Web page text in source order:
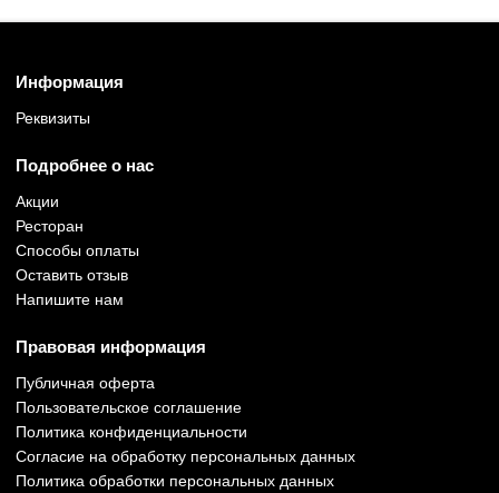
Информация
Реквизиты
Подробнее о нас
Акции
Ресторан
Способы оплаты
Оставить отзыв
Напишите нам
Правовая информация
Публичная оферта
Пользовательское соглашение
Политика конфиденциальности
Согласие на обработку персональных данных
Политика обработки персональных данных